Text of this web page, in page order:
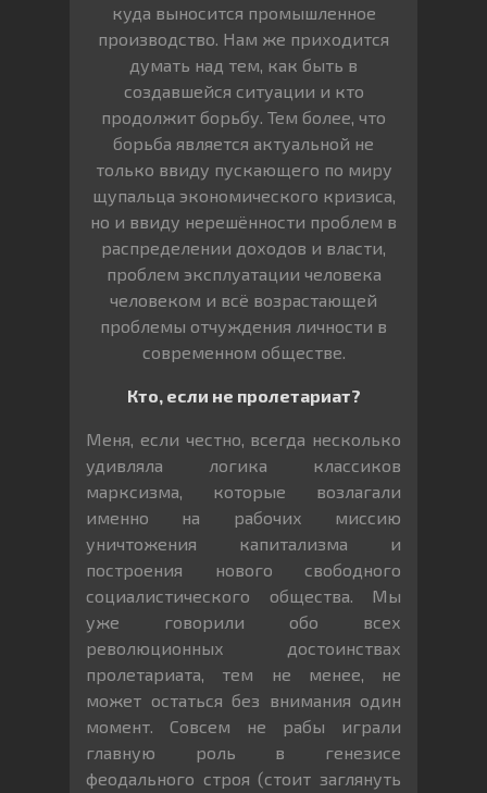
куда выносится промышленное
производство. Нам же приходится
думать над тем, как быть в
создавшейся ситуации и кто
продолжит борьбу. Тем более, что
борьба является актуальной не
только ввиду пускающего по миру
щупальца экономического кризиса,
но и ввиду нерешённости проблем в
распределении доходов и власти,
проблем эксплуатации человека
человеком и всё возрастающей
проблемы отчуждения личности в
современном обществе.
Кто, если не пролетариат?
Меня, если честно, всегда несколько
удивляла логика классиков
марксизма, которые возлагали
именно на рабочих миссию
уничтожения капитализма и
построения нового свободного
социалистического общества. Мы
уже говорили обо всех
революционных достоинствах
пролетариата, тем не менее, не
может остаться без внимания один
момент. Совсем не рабы играли
главную роль в генезисе
феодального строя (стоит заглянуть